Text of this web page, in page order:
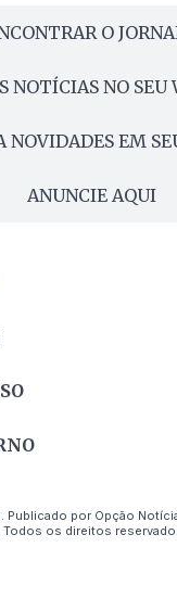
O
NOTÍCIAS NO SEU
NOVIDADES EM
ANUNCIE AQUI
por Opção
os direitos